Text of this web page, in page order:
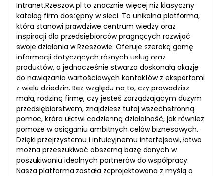
Intranet.Rzeszow.pl to znacznie więcej niż klasyczny
katalog firm dostępny w sieci. To unikalna platforma,
która stanowi prawdziwe centrum wiedzy oraz
inspiracji dla przedsiębiorców pragnących rozwijać
swoje działania w Rzeszowie. Oferuje szeroką gamę
informacji dotyczących różnych usług oraz
produktów, a jednocześnie stwarza doskonałą okazję
do nawiązania wartościowych kontaktów z ekspertami
z wielu dziedzin. Bez względu na to, czy prowadzisz
małą, rodziną firmę, czy jesteś zarządzającym dużym
przedsiębiorstwem, znajdziesz tutaj wszechstronną
pomoc, która ułatwi codzienną działalność, jak również
pomoże w osiąganiu ambitnych celów biznesowych.
Dzięki przejrzystemu i intuicyjnemu interfejsowi, łatwo
można przeszukiwać obszerną bazę danych w
poszukiwaniu idealnych partnerów do współpracy.
Nasza platforma została zaprojektowana z myślą o